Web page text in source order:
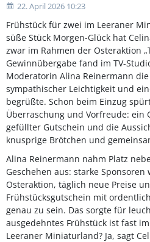
22. April 2026 10:23
Frühstück für zwei im Leeraner
süße Stück Morgen-Glück hat
zwar im Rahmen der Osteraktion
Gewinnübergabe fand im TV-
Moderatorin Alina Reinermann
sympathischer Leichtigkeit und
begrüßte. Schon beim Einzug
Überraschung und Vorfreude: ein
gefüllter Gutschein und die
knusprige Brötchen und
Alina Reinermann nahm Platz
Geschehen aus: starke
Osteraktion, täglich neue Preise
Frühstücksgutschein mit
genau zu sein. Das sorgte für
ausgedehntes Frühstück ist fast
Leeraner Miniaturland? Ja, sagt